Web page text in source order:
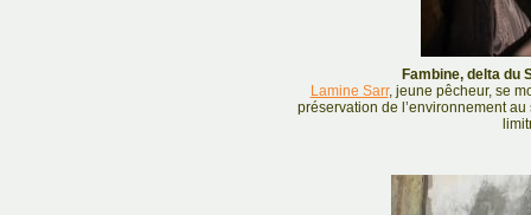
Fambine, delta du
Lamine Sarr, jeune pêcheur, se
préservation de l’environnement